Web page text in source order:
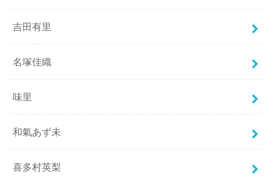
吉田有里
名塚佳織
味里
和氣あず未
喜多村英梨